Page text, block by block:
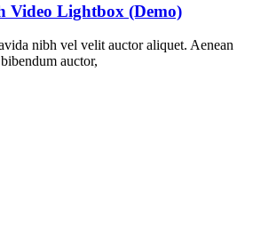
Video Lightbox (Demo)
nibh vel velit auctor aliquet. Aenean
auctor,